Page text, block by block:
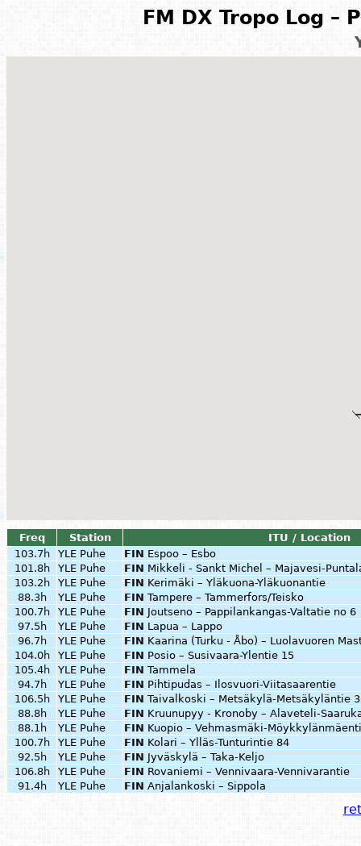
FM DX Tropo Log –
Freq Station
ITU / Location
103.7h
YLE Puhe FIN Espoo – Esbo
101.8h
YLE Puhe FIN Mikkeli - Sankt Michel – Majavesi-
103.2h
YLE Puhe FIN Kerimäki – Yläkuona-Yläkuonantie
88.3h
YLE Puhe FIN Tampere – Tammerfors/Teisko
100.7h
YLE Puhe FIN Joutseno – Pappilankangas-Valtatie no 6
97.5h
YLE Puhe FIN Lapua – Lappo
96.7h
YLE Puhe FIN Kaarina (Turku - Åbo) – Luolavuoren
104.0h
YLE Puhe FIN Posio – Susivaara-Ylentie 15
105.4h
YLE Puhe FIN Tammela
94.7h
YLE Puhe FIN Pihtipudas – Ilosvuori-Viitasaarentie
106.5h
YLE Puhe FIN Taivalkoski – Metsäkylä-Metsäkyläntie
88.8h
YLE Puhe FIN Kruunupyy - Kronoby – Alaveteli-
88.1h
YLE Puhe FIN Kuopio – Vehmasmäki-
100.7h
YLE Puhe FIN Kolari – Ylläs-Tunturintie 84
92.5h
YLE Puhe FIN Jyväskylä – Taka-Keljo
106.8h
YLE Puhe FIN Rovaniemi – Vennivaara-Vennivarantie
91.4h
YLE Puhe FIN Anjalankoski – Sippola